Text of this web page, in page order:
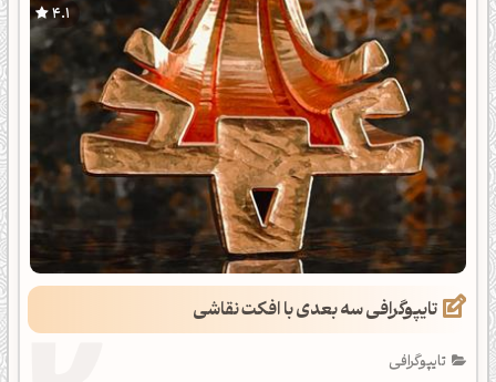
4.1
تایپوگرافی سه بعدی با افکت نقاشی
تایپوگرافی